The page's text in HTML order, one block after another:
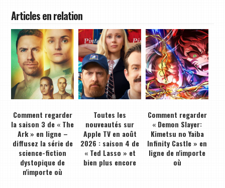
Articles en relation
Comment regarder
la saison 3 de « The
Ark » en ligne –
diffusez la série de
science-fiction
dystopique de
n'importe où
Toutes les
nouveautés sur
Apple TV en août
2026 : saison 4 de
« Ted Lasso » et
bien plus encore
Comment regarder
« Demon Slayer:
Kimetsu no Yaiba
Infinity Castle » en
ligne de n'importe
où